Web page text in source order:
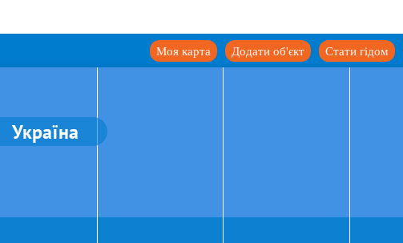
Стати гідом
Додати об'єкт
Моя карта
Україна